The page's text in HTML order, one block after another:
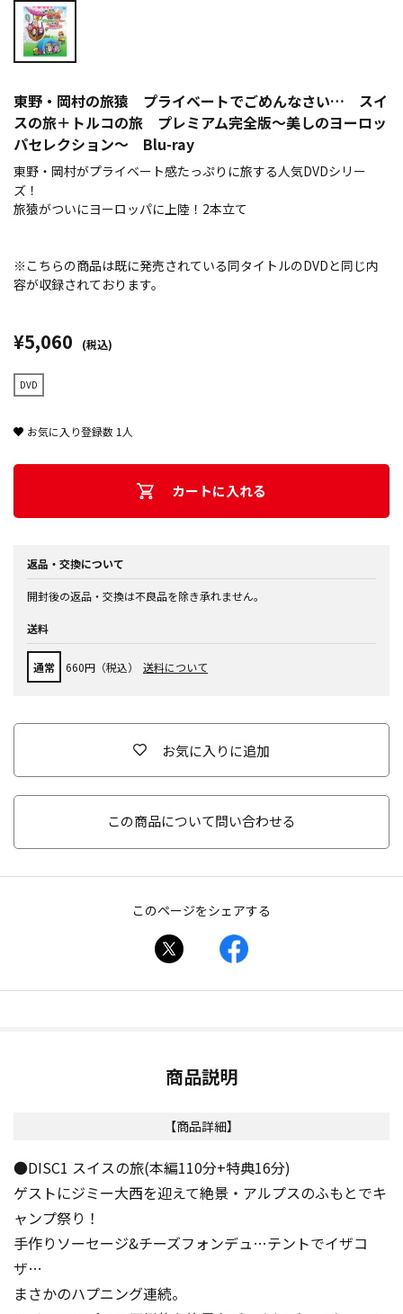
東野・岡村の旅猿 プライベートでごめんなさい… スイ
スの旅＋トルコの旅 プレミアム完全版～美しのヨーロッ
パセレクション～ Blu-ray
東野・岡村がプライベート感たっぷりに旅する人気DVDシリー
ズ！
旅猿がついにヨーロッパに上陸！2本立て
※こちらの商品は既に発売されている同タイトルのDVDと同じ内
容が収録されております。
¥5,060 (税込)
DVD
お気に入り登録数 1 人
カートに入れる
返品・交換について
開封後の返品・交換は不良品を除き承れません。
送料
通常 660円（税込） 送料について
お気に入りに追加
この商品について問い合わせる
このページをシェアする
商品説明
【商品詳細】
●DISC1 スイスの旅(本編110分+特典16分)
ゲストにジミー大西を迎えて絶景・アルプスのふもとでキ
ャンプ祭り！
手作りソーセージ&チーズフォンデュ…テントでイザコ
ザ…
まさかのハプニング連続。